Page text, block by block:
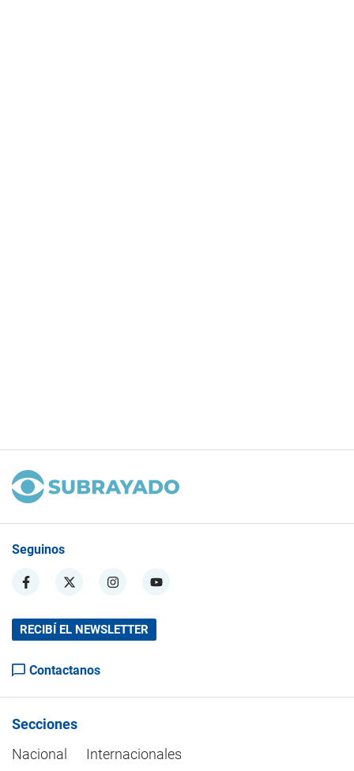
Seguinos
RECIBÍ EL NEWSLETTER
Contactanos
Secciones
Nacional
Internacionales